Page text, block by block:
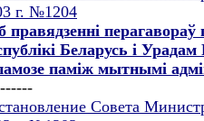
г. №1204
правядзеннi
Беларусь i
памiж мытнымi
Совета